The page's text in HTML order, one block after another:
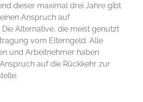
dieser maximal drei Jahre gibt
Anspruch auf
Alternative, die meist genutzt
vom Elterngeld. Alle
und Arbeitnehmer haben
auf die Rückkehr zur